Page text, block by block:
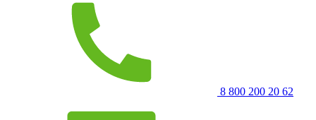
8 800 200 20 62